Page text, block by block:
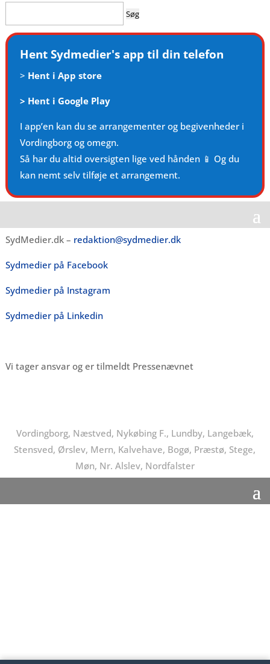
efter:
Hent Sydmedier's app til din telefon
> Hent i App store
> Hent i Google Play
I app’en kan du se arrangementer og begivenheder i
Vordingborg og omegn.
Så har du altid oversigten lige ved hånden 📱 Og du
kan nemt selv tilføje et arrangement.
SydMedier.dk – redaktion@sydmedier.dk
Sydmedier på Facebook
Sydmedier på Instagram
Sydmedier på Linkedin
Vi tager ansvar og er tilmeldt Pressenævnet
Vordingborg, Næstved, Nykøbing F., Lundby, Langebæk,
Stensved, Ørslev, Mern, Kalvehave, Bogø, Præstø, Stege,
Møn, Nr. Alslev, Nordfalster